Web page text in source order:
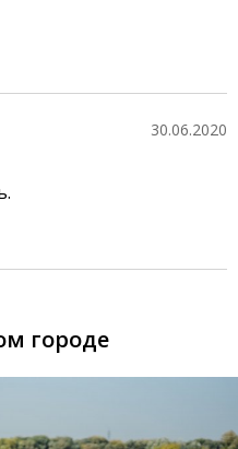
30.06.2020
городе